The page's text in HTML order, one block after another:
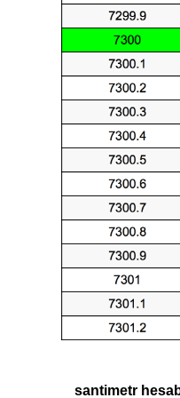
santimetr